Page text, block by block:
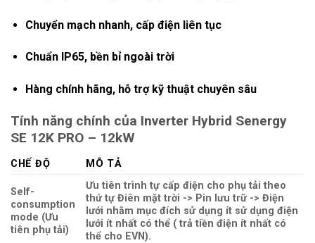
Chuyển mạch nhanh, cấp điện liên tục
Chuẩn IP65, bền bỉ ngoài trời
Hàng chính hãng, hỗ trợ kỹ thuật chuyên sâu
Tính năng chính của Inverter Hybrid Senergy
SE 12K PRO – 12kW
CHẾ ĐỘ MÔ TẢ
Self-
consumption
mode (Ưu
tiên phụ tải)
Ưu tiên trình tự cấp điện cho phụ tải theo
thứ tự Điên mặt trời -> Pin lưu trữ -> Điện
lưới nhằm mục đích sử dụng ít sử dụng điện
lưới ít nhất có thể ( trả tiền điện ít nhất có
thể cho EVN).